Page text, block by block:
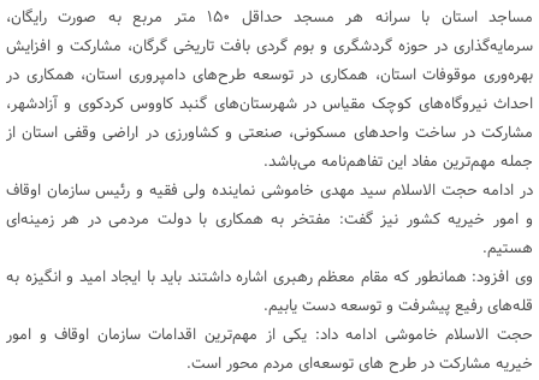
مساجد استان با سرانه هر مسجد حداقل ۱۵۰ متر مربع به صورت رایگان،
سرمایه‌گذاری در حوزه گردشگری و بوم گردی بافت تاریخی گرگان، مشارکت و افزایش
بهره‌وری موقوفات استان، همکاری در توسعه طرح‌های دامپروری استان، همکاری در
احداث نیروگاه‌های کوچک مقیاس در شهرستان‌های گنبد کاووس کردکوی و آزادشهر،
مشارکت در ساخت واحدهای مسکونی، صنعتی و کشاورزی در اراضی وقفی استان از
جمله مهم‌ترین مفاد این تفاهم‌نامه می‌باشد.
در ادامه حجت الاسلام سید مهدی خاموشی نماینده ولی فقیه و رئیس سازمان اوقاف
و امور خیریه کشور نیز گفت: مفتخر به همکاری با دولت مردمی در هر زمینه‌ای
هستیم.
وی افزود: همانطور که مقام معظم رهبری اشاره داشتند باید با ایجاد امید و انگیزه به
قله‌های رفیع پیشرفت و توسعه دست یابیم.
حجت الاسلام خاموشی ادامه داد: یکی از مهم‌ترین اقدامات سازمان اوقاف و امور
خیریه مشارکت در طرح های توسعه‌ای مردم محور است.